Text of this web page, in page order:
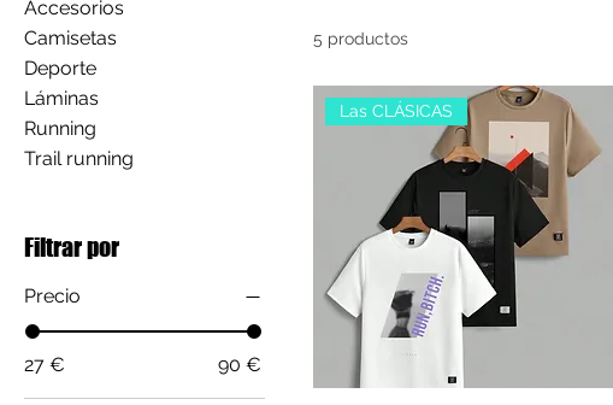
Accesorios
Camisetas
Deporte
Láminas
Running
Trail running
Filtrar por
Precio
27 € 90 €
5 productos
Las CLÁSICAS